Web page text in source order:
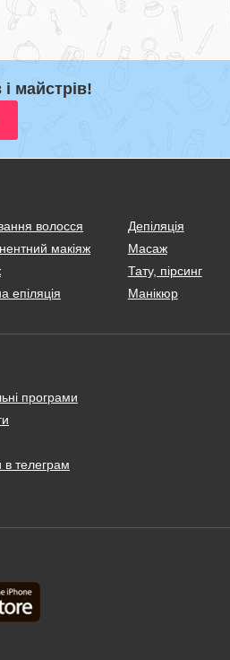
майстрів!
волосся
макіяж
епіляція
Депіляція
Масаж
Тату, пірсинг
Манікюр
програми
в телеграм